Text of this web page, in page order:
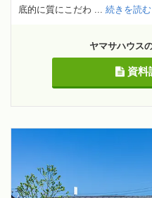
底的に質にこだわ ... 続きを読む
ヤマサハウス
資料